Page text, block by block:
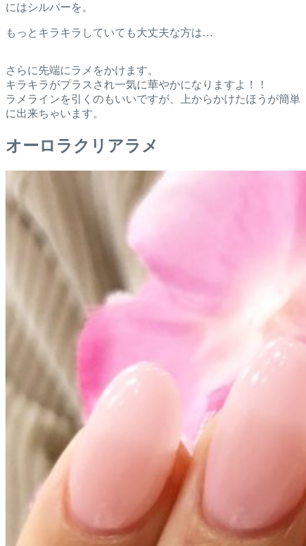
にはシルバーを。
もっとキラキラしていても大丈夫な方は…
さらに先端にラメをかけます。
キラキラがプラスされ一気に華やかになりますよ！！
ラメラインを引くのもいいですが、上からかけたほうが簡単
に出来ちゃいます。
オーロラクリアラメ